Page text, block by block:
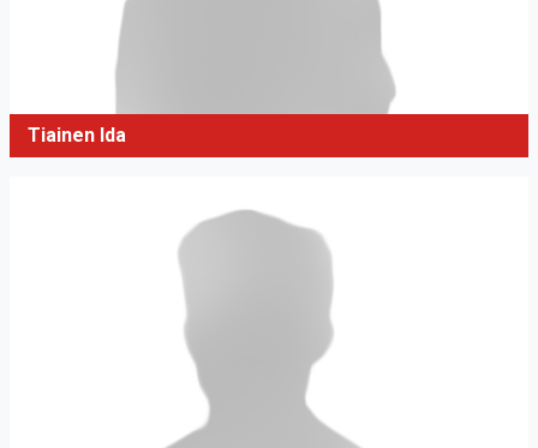
Tiainen Ida